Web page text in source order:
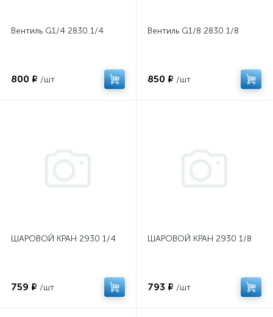
Вентиль G1/4 2830 1/4
800 ₽ /шт
Вентиль G1/8 2830 1/8
850 ₽ /шт
ШАРОВОЙ КРАН 2930 1/4
759 ₽ /шт
ШАРОВОЙ КРАН 2930 1/8
793 ₽ /шт